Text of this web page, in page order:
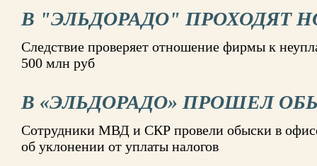
В "ЭЛЬДОРАДО" ПРОХОДЯТ
Следствие проверяет отношение фирмы к
500 млн руб
В «ЭЛЬДОРАДО» ПРОШЕЛ
Сотрудники МВД и СКР провели обыски в
об уклонении от уплаты налогов